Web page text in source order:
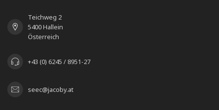
Teichweg 2
5400 Hallein
Österreich
+43 (0) 6245 / 8951-27
seec@jacoby.at